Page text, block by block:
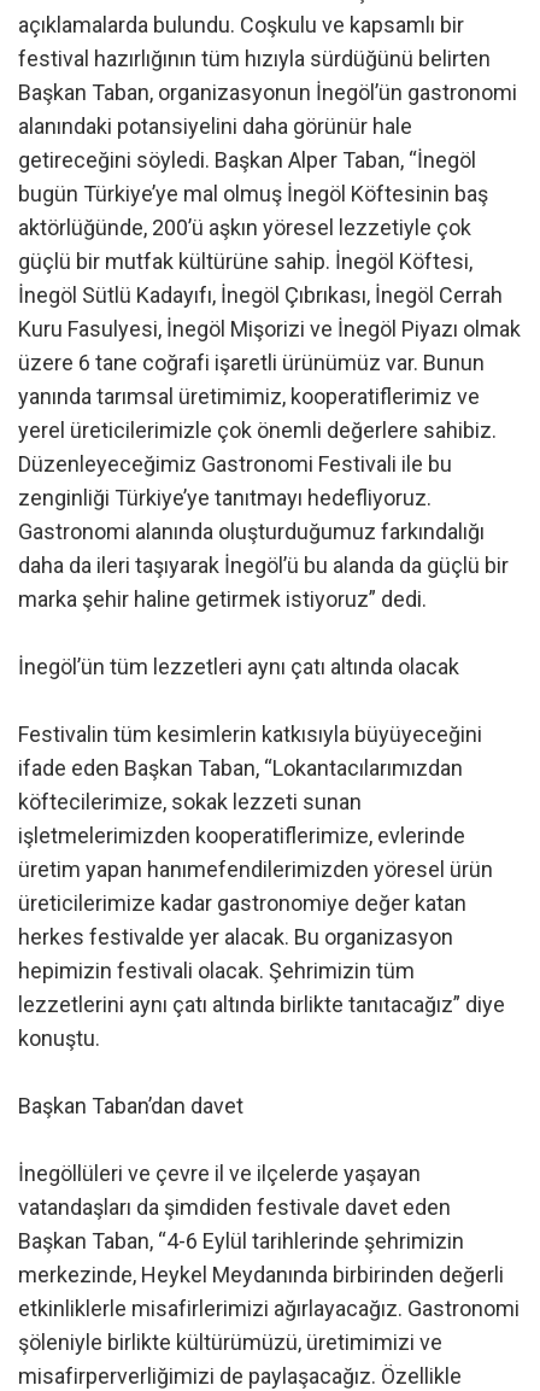
açıklamalarda bulundu. Coşkulu ve kapsamlı bir
festival hazırlığının tüm hızıyla sürdüğünü belirten
Başkan Taban, organizasyonun İnegöl’ün gastronomi
alanındaki potansiyelini daha görünür hale
getireceğini söyledi. Başkan Alper Taban, “İnegöl
bugün Türkiye’ye mal olmuş İnegöl Köftesinin baş
aktörlüğünde, 200’ü aşkın yöresel lezzetiyle çok
güçlü bir mutfak kültürüne sahip. İnegöl Köftesi,
İnegöl Sütlü Kadayıfı, İnegöl Çıbrıkası, İnegöl Cerrah
Kuru Fasulyesi, İnegöl Mişorizi ve İnegöl Piyazı olmak
üzere 6 tane coğrafi işaretli ürünümüz var. Bunun
yanında tarımsal üretimimiz, kooperatiflerimiz ve
yerel üreticilerimizle çok önemli değerlere sahibiz.
Düzenleyeceğimiz Gastronomi Festivali ile bu
zenginliği Türkiye’ye tanıtmayı hedefliyoruz.
Gastronomi alanında oluşturduğumuz farkındalığı
daha da ileri taşıyarak İnegöl’ü bu alanda da güçlü bir
marka şehir haline getirmek istiyoruz” dedi.
İnegöl’ün tüm lezzetleri aynı çatı altında olacak
Festivalin tüm kesimlerin katkısıyla büyüyeceğini
ifade eden Başkan Taban, “Lokantacılarımızdan
köftecilerimize, sokak lezzeti sunan
işletmelerimizden kooperatiflerimize, evlerinde
üretim yapan hanımefendilerimizden yöresel ürün
üreticilerimize kadar gastronomiye değer katan
herkes festivalde yer alacak. Bu organizasyon
hepimizin festivali olacak. Şehrimizin tüm
lezzetlerini aynı çatı altında birlikte tanıtacağız” diye
konuştu.
Başkan Taban’dan davet
İnegöllüleri ve çevre il ve ilçelerde yaşayan
vatandaşları da şimdiden festivale davet eden
Başkan Taban, “4-6 Eylül tarihlerinde şehrimizin
merkezinde, Heykel Meydanında birbirinden değerli
etkinliklerle misafirlerimizi ağırlayacağız. Gastronomi
şöleniyle birlikte kültürümüzü, üretimimizi ve
misafirperverliğimizi de paylaşacağız. Özellikle